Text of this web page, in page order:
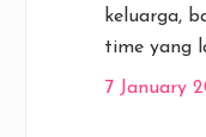
keluarga,
time yang
7 January